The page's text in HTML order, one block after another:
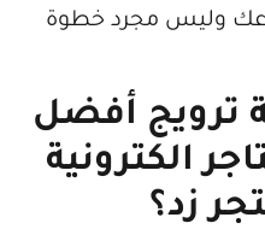
خطوة
أفضل